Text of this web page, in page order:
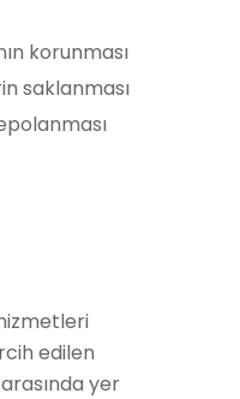
korunması
saklanması
edilen
yer